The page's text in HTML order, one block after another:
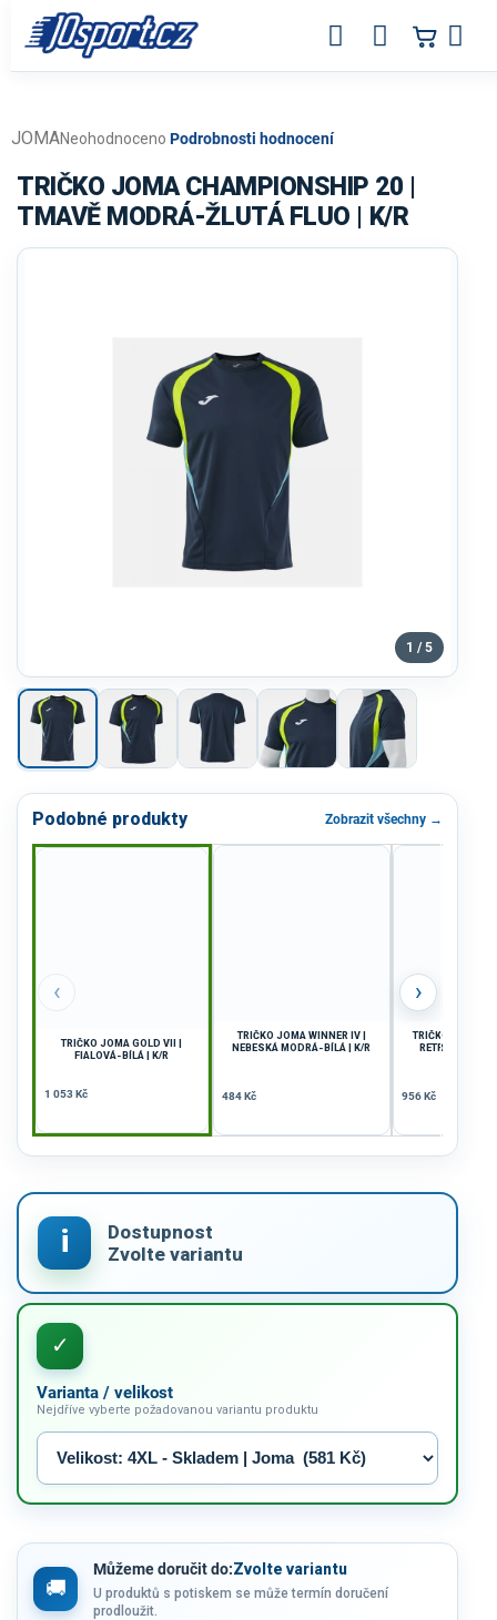
obsah
Průměrné
produktu
je
0,0
Neohodnoceno Podrobnosti hodnocení
JOMA
TRIČKO JOMA CHAMPIONSHIP 20 |
TMAVĚ MODRÁ-ŽLUTÁ FLUO | K/R
1 / 5
Podobné produkty Zobrazit všechny →
‹
TRIČKO JOMA GOLD VII |
FIALOVÁ-BÍLÁ | K/R
1 053 Kč
TRIČKO JOMA WINNER IV |
NEBESKÁ MODRÁ-BÍLÁ | K/R
484 Kč
TRIČKO JOMA
RETRO |
956 Kč
›
Varianta / velikost
Nejdříve vyberte požadovanou variantu produktu
Můžeme doručit do:Zvolte variantu
U produktů s potiskem se může termín doručení
prodloužit.